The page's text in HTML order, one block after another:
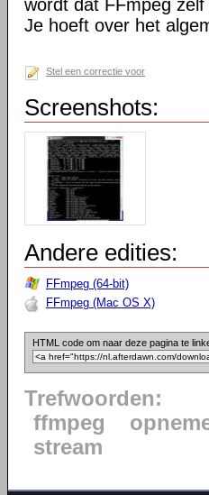
wordt dat FFmpeg
Je hoeft over het
Stel een correctie voor
Screenshots:
Andere edities:
FFmpeg (64-bit)
FFmpeg (Mac OS X)
HTML code om naar deze pagina te
Trefwoorden:
ffmpeg
stream